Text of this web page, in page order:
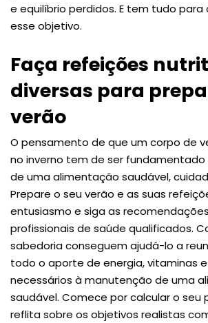
e equilíbrio perdidos. E tem tudo para
esse objetivo.
Faça refeições
diversas para
verão
O pensamento de que um corpo de
no inverno tem de ser
de uma alimentação saudável,
Prepare o seu verão e as suas
entusiasmo e siga as
profissionais de saúde qualificados.
sabedoria conseguem ajudá-lo a
todo o aporte de energia, vitaminas
necessários à manutenção de uma
saudável. Comece por calcular o seu
reflita sobre os objetivos realistas